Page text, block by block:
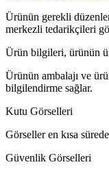
Ürünün gerekli
merkezli tedarikçileri
Ürün bilgileri, ürünün
Ürünün ambalajı ve
bilgilendirme sağlar.
Kutu Görselleri
Görseller en kısa
Güvenlik Görselleri